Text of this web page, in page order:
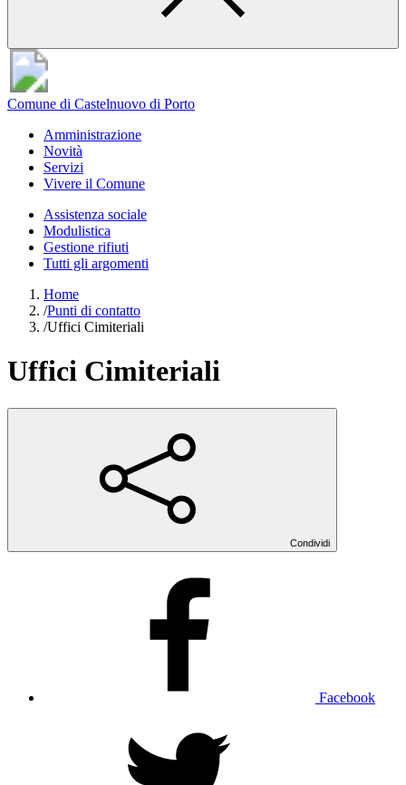
Comune di Castelnuovo di Porto
Amministrazione
Novità
Servizi
Vivere il Comune
Assistenza sociale
Modulistica
Gestione rifiuti
Tutti gli argomenti
Home
/Punti di contatto
/Uffici Cimiteriali
Uffici Cimiteriali
Condividi
Facebook